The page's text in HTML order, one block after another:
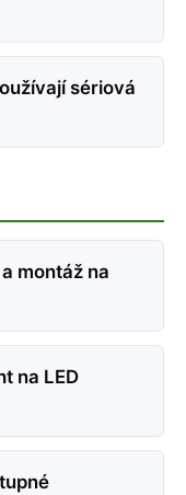
sériová
montáž na
na LED